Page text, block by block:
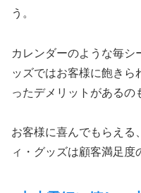
う。
カレンダーのような毎シ
ッズではお客様に飽き
ったデメリットがあるの
お客様に喜んでもらえる
ィ・グッズは顧客満足度